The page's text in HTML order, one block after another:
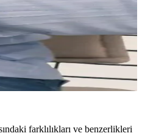
farklılıkları ve benzerlikleri